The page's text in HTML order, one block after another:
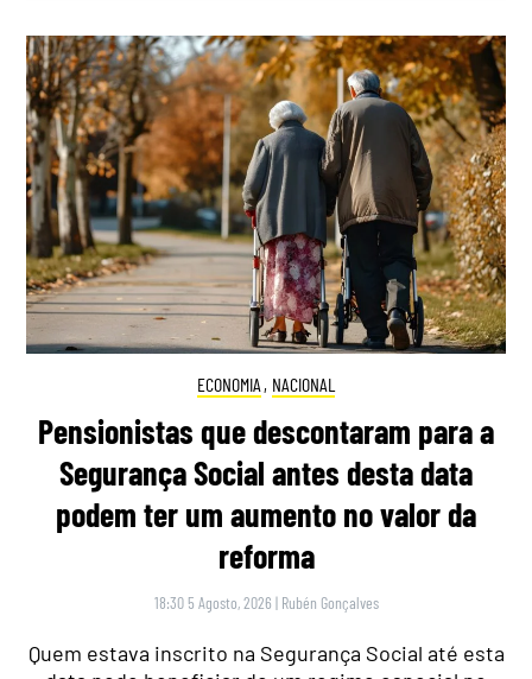
ECONOMIA , NACIONAL
Pensionistas que descontaram para a
Segurança Social antes desta data
podem ter um aumento no valor da
reforma
18:30 5 Agosto, 2026 | Rubén Gonçalves
Quem estava inscrito na Segurança Social até esta